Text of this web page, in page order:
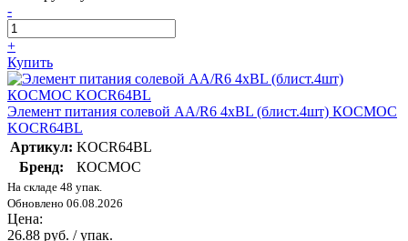
-
+
Купить
Элемент питания солевой AA/R6 4хBL (блист.4шт) КОСМОС
KOCR64BL
Артикул: KOCR64BL
Бренд:
КОСМОС
На складе 48 упак.
Обновлено 06.08.2026
Цена:
26.88 руб. / упак.